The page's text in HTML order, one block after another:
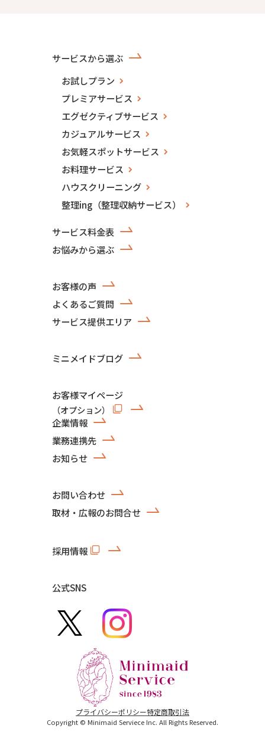
サービスから選ぶ
お試しプラン
プレミアサービス
エグゼクティブサービス
カジュアルサービス
お気軽スポットサービス
お料理サービス
ハウスクリーニング
整理ing（整理収納サービス）
サービス料金表
お悩みから選ぶ
お客様の声
よくあるご質問
サービス提供エリア
ミニメイドブログ
お客様マイページ
（オプション）
企業情報
業務連携先
お知らせ
お問い合わせ
取材・広報のお問合せ
採用情報
公式SNS
プライバシーポリシー特定商取引法
Copyright © Minimaid Serviece Inc. All Rights Reserved.